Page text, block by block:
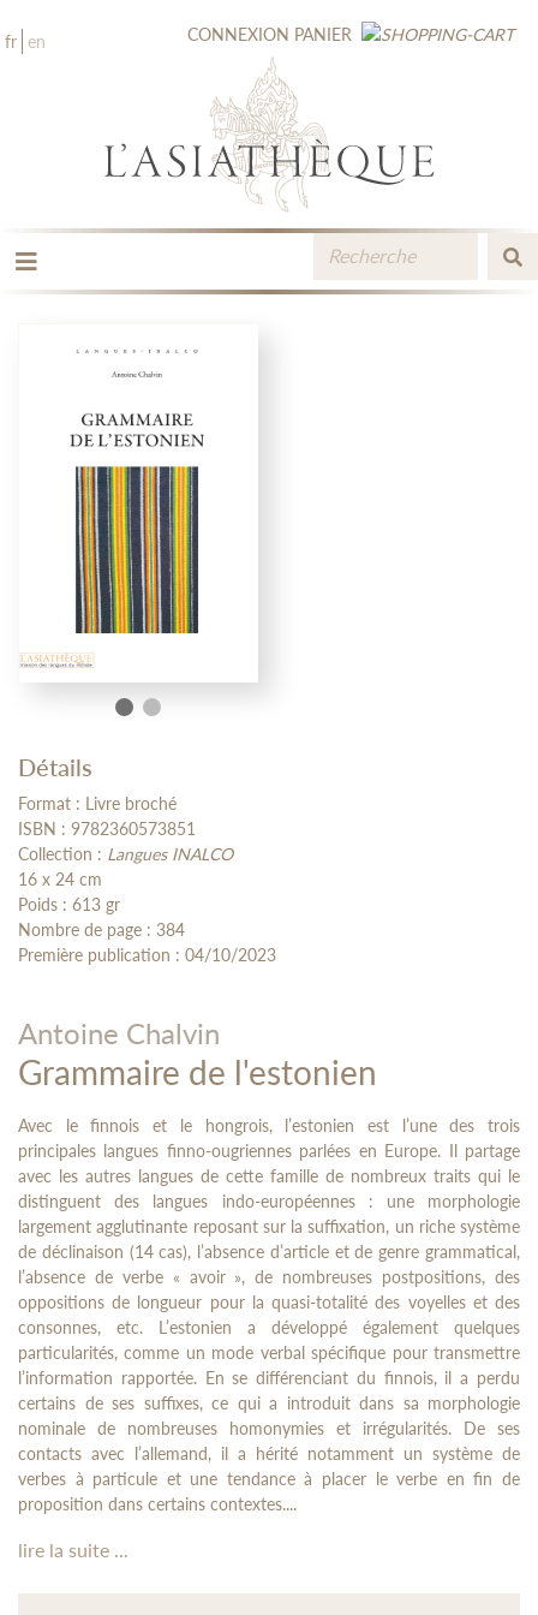
fr en CONNEXION PANIER
LES ÉDITIONS
CATALOGUE
NOUVEAUTÉS / À PARAÎTRE
CONTACT
ESPACE PRO LIBRAIRES
Détails
Format : Livre broché
ISBN : 9782360573851
Collection : Langues INALCO
16 x 24 cm
Poids : 613 gr
Nombre de page : 384
Première publication : 04/10/2023
Antoine Chalvin
Grammaire de l'estonien
Avec le finnois et le hongrois, l’estonien est l’une des trois
principales langues finno-ougriennes parlées en Europe. Il partage
avec les autres langues de cette famille de nombreux traits qui le
distinguent des langues indo-européennes : une morphologie
largement agglutinante reposant sur la suffixation, un riche système
de déclinaison (14 cas), l’absence d’article et de genre grammatical,
l’absence de verbe « avoir », de nombreuses postpositions, des
oppositions de longueur pour la quasi-totalité des voyelles et des
consonnes, etc. L’estonien a développé également quelques
particularités, comme un mode verbal spécifique pour transmettre
l’information rapportée. En se différenciant du finnois, il a perdu
certains de ses suffixes, ce qui a introduit dans sa morphologie
nominale de nombreuses homonymies et irrégularités. De ses
contacts avec l’allemand, il a hérité notamment un système de
verbes à particule et une tendance à placer le verbe en fin de
proposition dans certains contextes....
lire la suite ...